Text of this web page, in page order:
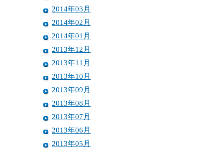
2014年03月
2014年02月
2014年01月
2013年12月
2013年11月
2013年10月
2013年09月
2013年08月
2013年07月
2013年06月
2013年05月